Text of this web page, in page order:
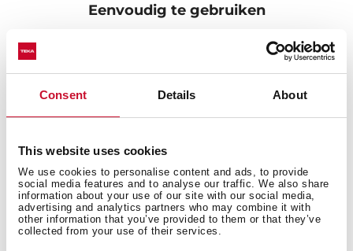
Consent Details About
This website uses cookies
We use cookies to personalise content and ads, to provide
social media features and to analyse our traffic. We also share
information about your use of our site with our social media,
advertising and analytics partners who may combine it with
other information that you’ve provided to them or that they’ve
collected from your use of their services.
Eenvoudig te gebruiken
De elektronica is volledig in het glas geïntegreerd, te
bedienen via een eenvoudig en intuïtief
bedieningspaneel waarop u snel en efficiënt toegang
hebt tot de verschillende functies.